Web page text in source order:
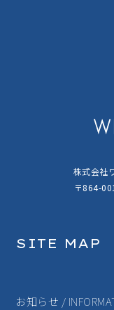
株式会社
〒864-
SITE MAP
お知らせ /